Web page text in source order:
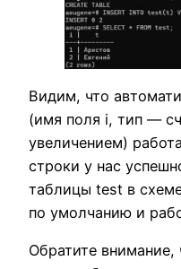
Видим, что
(имя поля i, тип —
увеличением)
строки у нас
таблицы test в
по умолчанию и
Обратите